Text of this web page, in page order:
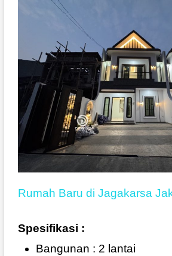
Rumah Baru di Jagakarsa
Spesifikasi :
Bangunan : 2 lantai